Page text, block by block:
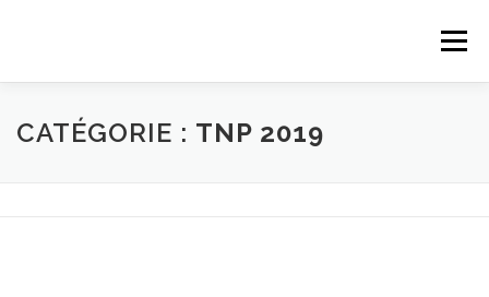
Menu
ACCUEIL A PROPOS EDITION 2019
CATÉGORIE : TNP 2019